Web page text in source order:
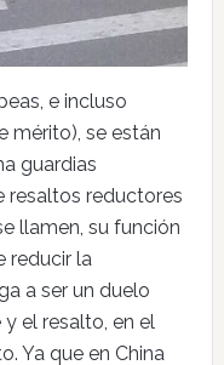
e incluso
mérito), se están
guardias
resaltos reductores
llamen, su función
reducir la
a ser un duelo
el resalto, en el
Ya que en China